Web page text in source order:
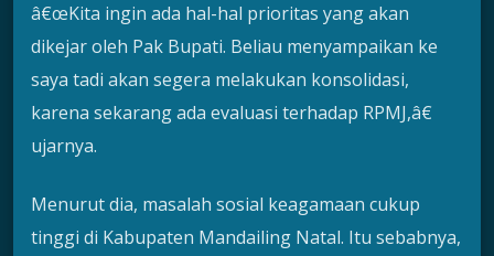
â€œKita ingin ada hal-hal prioritas yang akan
dikejar oleh Pak Bupati. Beliau menyampaikan ke
saya tadi akan segera melakukan konsolidasi,
karena sekarang ada evaluasi terhadap RPMJ,â€
ujarnya.
Menurut dia, masalah sosial keagamaan cukup
tinggi di Kabupaten Mandailing Natal. Itu sebabnya,